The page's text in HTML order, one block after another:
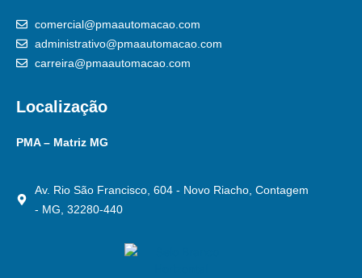
comercial@pmaautomacao.com
administrativo@pmaautomacao.com
carreira@pmaautomacao.com
Localização
PMA – Matriz MG
Av. Rio São Francisco, 604 - Novo Riacho, Contagem
- MG, 32280-440